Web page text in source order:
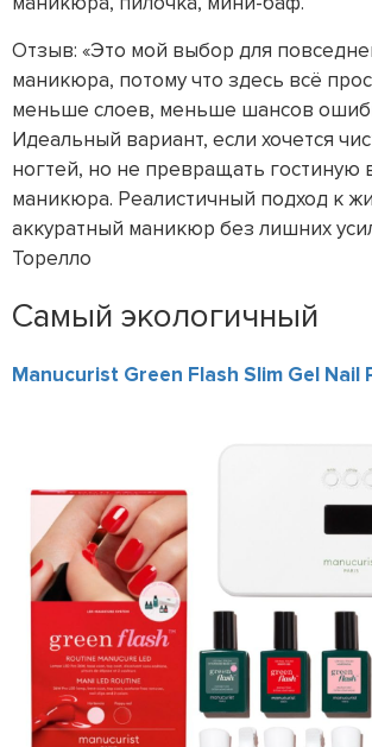
Отзыв: «Это мой выбор для
маникюра, потому что здесь всё
меньше слоев, меньше шансов
Идеальный вариант, если хочется
ногтей, но не превращать гостиную
маникюра. Реалистичный подход к
аккуратный маникюр без лишних
Торелло
Самый экологичный
Manucurist Green Flash Slim Gel Nail